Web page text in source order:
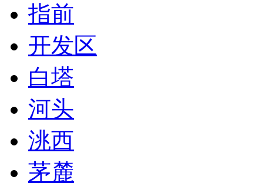
指前
开发区
白塔
河头
洮西
茅麓